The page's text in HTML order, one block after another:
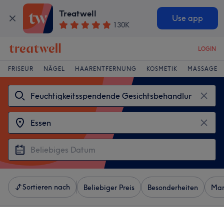
Treatwell
130K
Use app
LOGIN
FRISEUR NÄGEL HAARENTFERNUNG KOSMETIK MASSAGE
Sortieren nach Beliebiger Preis Besonderheiten